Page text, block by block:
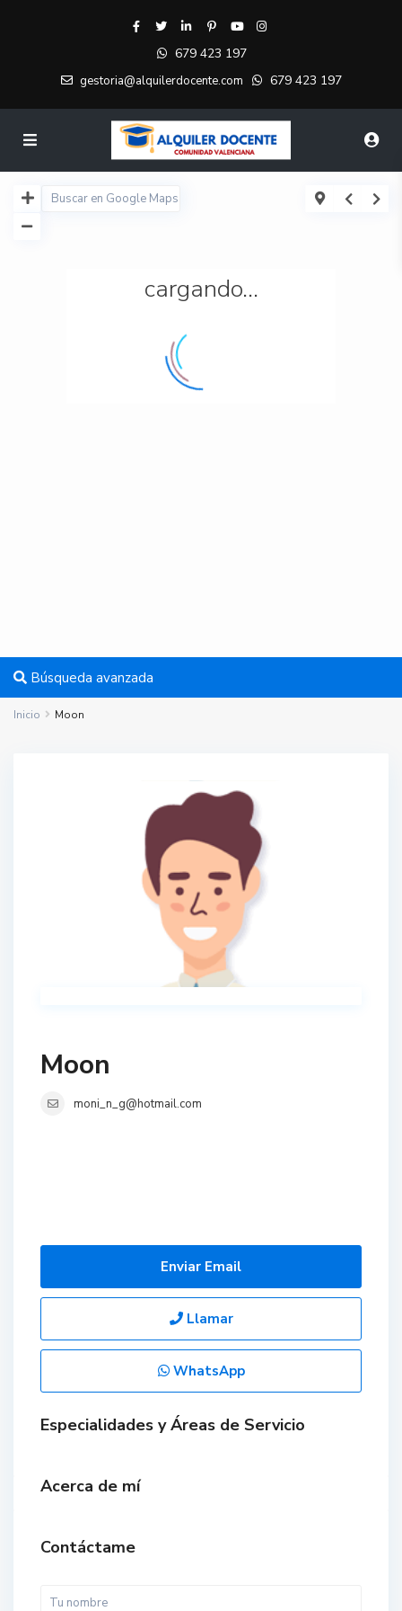
679 423 197
gestoria@alquilerdocente.com 679 423 197
cargando...
Búsqueda avanzada
Inicio Moon
Moon
moni_n_g@hotmail.com
Enviar Email
Llamar
WhatsApp
Especialidades y Áreas de Servicio
Acerca de mí
Contáctame